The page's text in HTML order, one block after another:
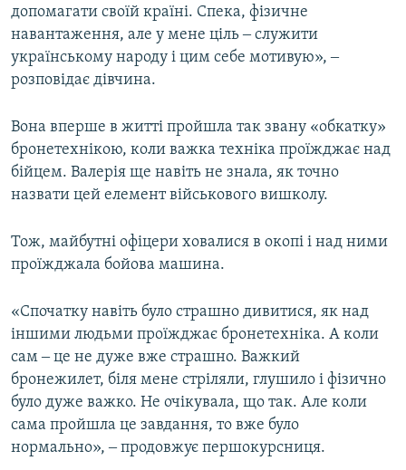
допомагати своїй країні. Спека, фізичне
навантаження, але у мене ціль ‒ служити
українському народу і цим себе мотивую», ‒
розповідає дівчина.
Вона вперше в житті пройшла так звану «обкатку»
бронетехнікою, коли важка техніка проїжджає над
бійцем. Валерія ще навіть не знала, як точно
назвати цей елемент військового вишколу.
Тож, майбутні офіцери ховалися в окопі і над ними
проїжджала бойова машина.
«Спочатку навіть було страшно дивитися, як над
іншими людьми проїжджає бронетехніка. А коли
сам ‒ це не дуже вже страшно. Важкий
бронежилет, біля мене стріляли, глушило і фізично
було дуже важко. Не очікувала, що так. Але коли
сама пройшла це завдання, то вже було
нормально», ‒ продовжує першокурсниця.